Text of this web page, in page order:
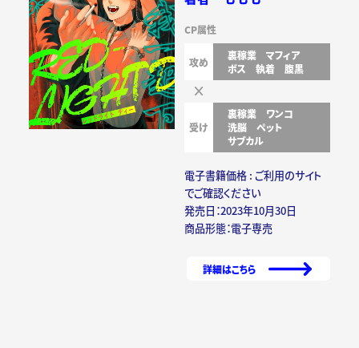
CP属性
攻め 裏稼業
マフィア
ボス
執着 腹黒
受け
裏稼業
ワンコ
洗脳
ペット
サブカル
電子書籍価格 : ご利用のサイト
でご確認ください
発売日：2023年10月30日
商品形態：電子専売
詳細はこちら